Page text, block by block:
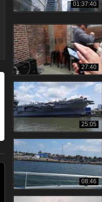
01:37:40
27:40
25:05
08:46